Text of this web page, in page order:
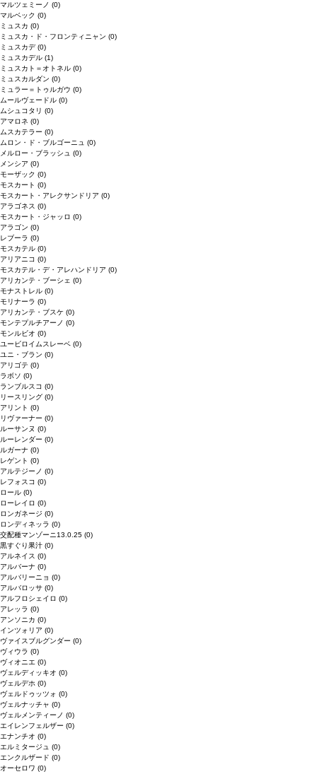
マルツェミーノ (0)
マルベック (0)
ミュスカ (0)
ミュスカ・ド・フロンティニャン (0)
ミュスカデ(0)
ミュスカデル (1)
ミュスカト＝オトネル (0)
ミュスカルダン (0)
ミュラー＝トゥルガウ (0)
ムールヴェードル (0)
ムシュコタリ (0)
アマロネ (0)
ムスカテラー (0)
ムロン・ド・ブルゴーニュ (0)
メルロー・ブラッシュ (0)
メンシア (0)
モーザック (0)
モスカート (0)
モスカート・アレクサンドリア (0)
アラゴネス (0)
モスカート・ジャッロ (0)
アラゴン (0)
レブーラ (0)
モスカテル (0)
アリアニコ (0)
モスカテル・デ・アレハンドリア (0)
アリカンテ・ブーシェ (0)
モナストレル (0)
モリナーラ (0)
アリカンテ・ブスケ (0)
モンテプルチアーノ (0)
モンルビオ (0)
ユービロイムスレーベ (0)
ユニ・ブラン (0)
アリゴテ (0)
ラボソ (0)
ランブルスコ (0)
リースリング (0)
アリント (0)
リヴァーナー (0)
ルーサンヌ (0)
ルーレンダー (0)
ルガーナ (0)
レゲント (0)
アルテジーノ (0)
レフォスコ (0)
ロール (0)
ローレイロ (0)
ロンガネージ (0)
ロンディネッラ (0)
交配種マンゾーニ13.0.25 (0)
黒すぐり果汁 (0)
アルネイス (0)
アルバーナ (0)
アルバリーニョ (0)
アルバロッサ (0)
アルフロシェイロ (0)
アレッラ (0)
アンソニカ (0)
インツォリア (0)
ヴァイスブルグンダー (0)
ヴィウラ (0)
ヴィオニエ (0)
ヴェルディッキオ (0)
ヴェルデホ (0)
ヴェルドゥッツォ (0)
ヴェルナッチャ (0)
ヴェルメンティーノ (0)
エイレンフェルザー (0)
エナンチオ (0)
エルミタージュ (0)
エンクルザード (0)
オーセロワ (0)